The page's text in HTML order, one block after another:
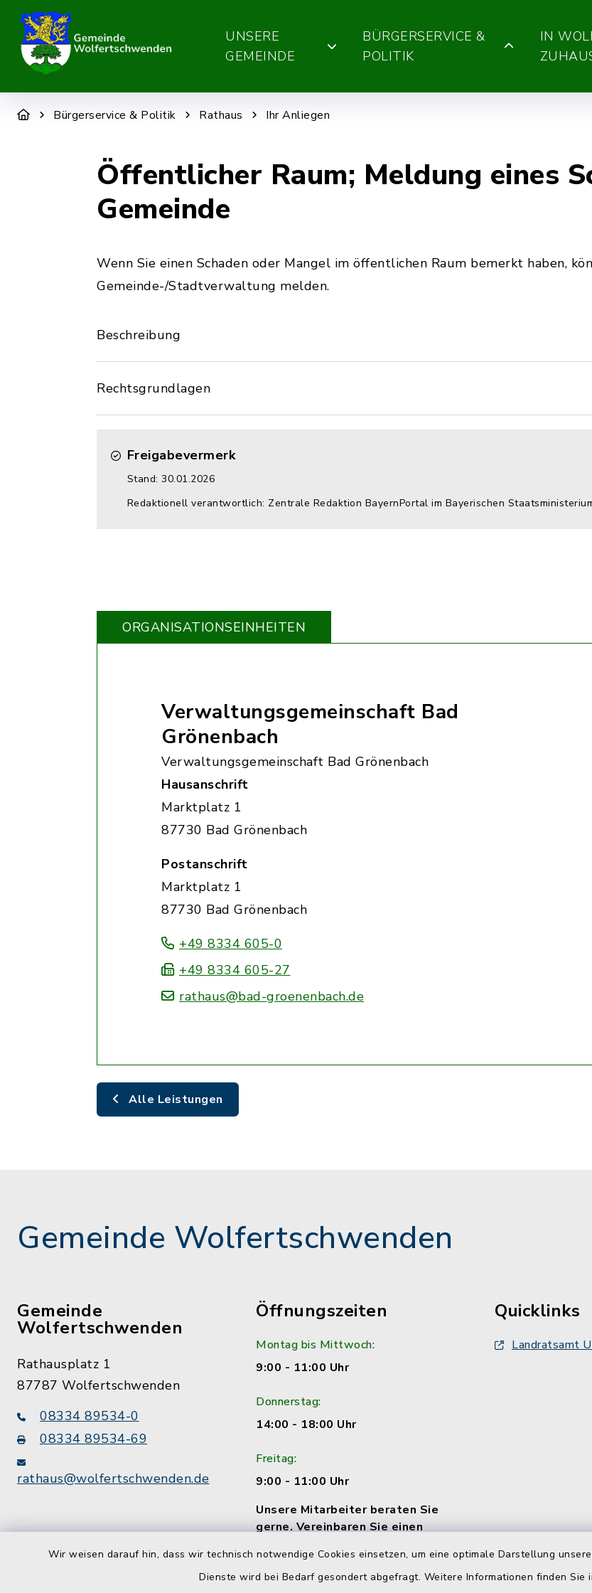
Wir weisen darauf hin, dass wir technisch notwendige Cookies einsetzen, um eine optimale Darstellung
Dienste wird bei Bedarf gesondert abgefragt. Weitere Informationen finden Sie
UNSERE
GEMEINDE
BÜRGERSERVICE &
POLITIK
IN
Bürgerservice & Politik Rathaus Ihr Anliegen
Öffentlicher Raum; Meldung eines
Gemeinde
Wenn Sie einen Schaden oder Mangel im öffentlichen Raum bemerkt haben,
Gemeinde-/Stadtverwaltung melden.
Beschreibung
Rechtsgrundlagen
Freigabevermerk
Stand: 30.01.2026
Redaktionell verantwortlich: Zentrale Redaktion BayernPortal im Bayerischen
ORGANISATIONS­EINHEITEN
Verwaltungsgemeinschaft Bad
Grönenbach
Verwaltungsgemeinschaft Bad Grönenbach
Hausanschrift
Marktplatz 1
87730 Bad Grönenbach
Postanschrift
Marktplatz 1
87730 Bad Grönenbach
+49 8334 605-0
+49 8334 605-27
rathaus@bad-groenenbach.de
Alle Leistungen
Gemeinde Wolfertschwenden
Gemeinde
Wolfertschwenden
Rathausplatz 1
87787 Wolfertschwenden
08334 89534-0
08334 89534-69
rathaus@wolfertschwenden.de
Öffnungszeiten
Montag bis Mittwoch:
9:00 - 11:00 Uhr
Donnerstag:
14:00 - 18:00 Uhr
Freitag:
9:00 - 11:00 Uhr
Unsere Mitarbeiter beraten Sie
gerne. Vereinbaren Sie einen
Quicklinks
Landratsamt